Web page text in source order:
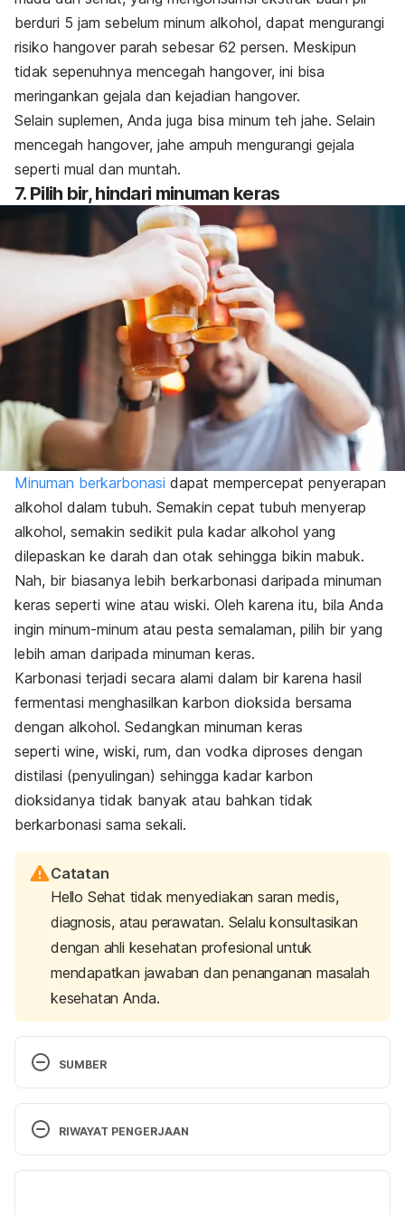
berduri 5 jam sebelum minum alkohol, dapat mengurangi
risiko hangover parah sebesar 62 persen. Meskipun
tidak sepenuhnya mencegah hangover, ini bisa
meringankan gejala dan kejadian hangover.
Selain suplemen, Anda juga bisa minum teh jahe. Selain
mencegah hangover, jahe ampuh mengurangi gejala
seperti mual dan muntah.
7. Pilih bir, hindari minuman keras
Minuman berkarbonasi dapat mempercepat penyerapan
alkohol dalam tubuh. Semakin cepat tubuh menyerap
alkohol, semakin sedikit pula kadar alkohol yang
dilepaskan ke darah dan otak sehingga bikin mabuk.
Nah, bir biasanya lebih berkarbonasi daripada minuman
keras seperti wine atau wiski. Oleh karena itu, bila Anda
ingin minum-minum atau pesta semalaman, pilih bir yang
lebih aman daripada minuman keras.
Karbonasi terjadi secara alami dalam bir karena hasil
fermentasi menghasilkan karbon dioksida bersama
dengan alkohol. Sedangkan minuman keras
seperti wine, wiski, rum, dan vodka diproses dengan
distilasi (penyulingan) sehingga kadar karbon
dioksidanya tidak banyak atau bahkan tidak
berkarbonasi sama sekali.
Catatan
Hello Sehat tidak menyediakan saran medis,
diagnosis, atau perawatan. Selalu konsultasikan
dengan ahli kesehatan profesional untuk
mendapatkan jawaban dan penanganan masalah
kesehatan Anda.
SUMBER
https://www.healthline.com/nutrition/7-ways-to-
prevent-a-hangover diakses 4 April 2018.
RIWAYAT PENGERJAAN